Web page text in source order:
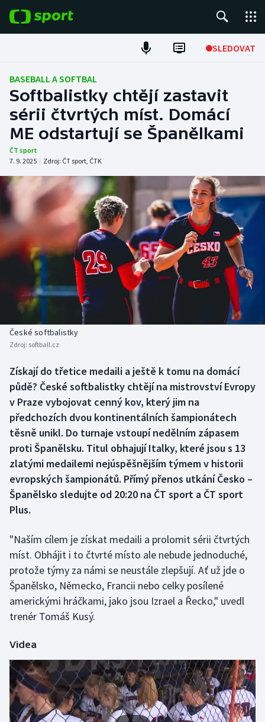
SLEDOVAT
Fotbal
Hokej
Tenis
Atletika
Cyklistika
DALŠÍ SPORTY
Americký fotbal
Baseball a softbal
Basketbal
Biatlon
Box
Curling
Dostihy
Florbal
Futsal
Gymnastika
Házená
Jezdectví
Judo
Krasobruslení
Lezení
NEPŘEHLÉDNĚTE
Soutěže
Historické návraty
Aplikace ČT sport
BASEBALL A SOFTBAL
Softbalistky chtějí zastavit
sérii čtvrtých míst. Domácí
ME odstartují se Španělkami
ČT sport
7. 9. 2025 | Zdroj: ČT sport, ČTK
České softbalistky
Zdroj: softball.cz
Získají do třetice medaili a ještě k tomu na domácí
půdě? České softbalistky chtějí na mistrovství Evropy
v Praze vybojovat cenný kov, který jim na
předchozích dvou kontinentálních šampionátech
těsně unikl. Do turnaje vstoupí nedělním zápasem
proti Španělsku. Titul obhajují Italky, které jsou s 13
zlatými medailemi nejúspěšnějším týmem v historii
evropských šampionátů. Přímý přenos utkání Česko –
Španělsko sledujte od 20:20 na ČT sport a ČT sport
Plus.
"Naším cílem je získat medaili a prolomit sérii čtvrtých
míst. Obhájit i to čtvrté místo ale nebude jednoduché,
protože týmy za námi se neustále zlepšují. Ať už jde o
Španělsko, Německo, Francii nebo celky posílené
americkými hráčkami, jako jsou Izrael a Řecko," uvedl
trenér Tomáš Kusý.
Videa